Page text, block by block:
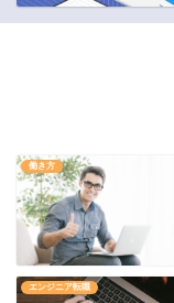
働き方
エンジニア転職